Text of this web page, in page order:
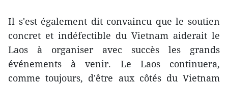
Il s'est également dit convaincu que le soutien
concret et indéfectible du Vietnam aiderait le
Laos à organiser avec succès les grands
événements à venir. Le Laos continuera,
comme toujours, d'être aux côtés du Vietnam